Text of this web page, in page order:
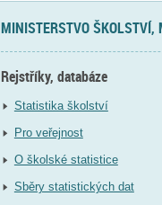
MINISTERSTVO ŠKOLSTVÍ,
Rejstříky, databáze
Statistika školství
Pro veřejnost
O školské statistice
Sběry statistických dat